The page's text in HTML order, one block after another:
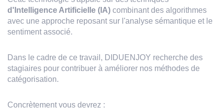
d'Intelligence Artificielle (IA) combinant des algorithmes
avec une approche reposant sur l'analyse sémantique et le
sentiment associé.
Dans le cadre de ce travail, DIDUENJOY recherche des
stagiaires pour contribuer à améliorer nos méthodes de
catégorisation.
Concrètement vous devrez :